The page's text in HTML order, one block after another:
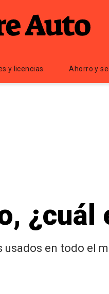
y licencias Ahorro y
¿cuál
en todo el